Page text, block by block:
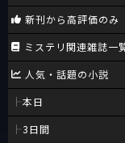
新刊から高評価のみ
ミステリ関連雑誌一
人気・話題の小説
本日
3日間